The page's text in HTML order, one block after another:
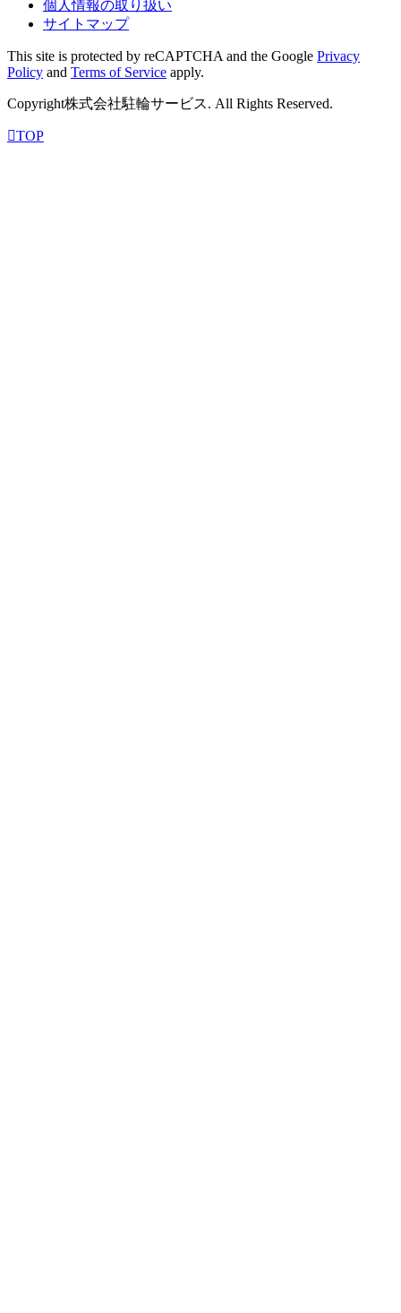
個人情報の取り扱い
サイトマップ
This site is protected by reCAPTCHA and the Google Privacy
Policy and Terms of Service apply.
Copyright株式会社駐輪サービス. All Rights Reserved.
TOP